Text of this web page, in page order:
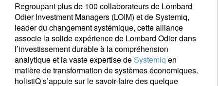
Regroupant plus de 100 collaborateurs de Lombard
Odier Investment Managers (LOIM) et de Systemiq,
leader du changement systémique, cette alliance
associe la solide expérience de Lombard Odier dans
l’investissement durable à la compréhension
analytique et la vaste expertise de Systemiq en
matière de transformation de systèmes économiques.
holistiQ s’appuie sur le savoir-faire des quelque